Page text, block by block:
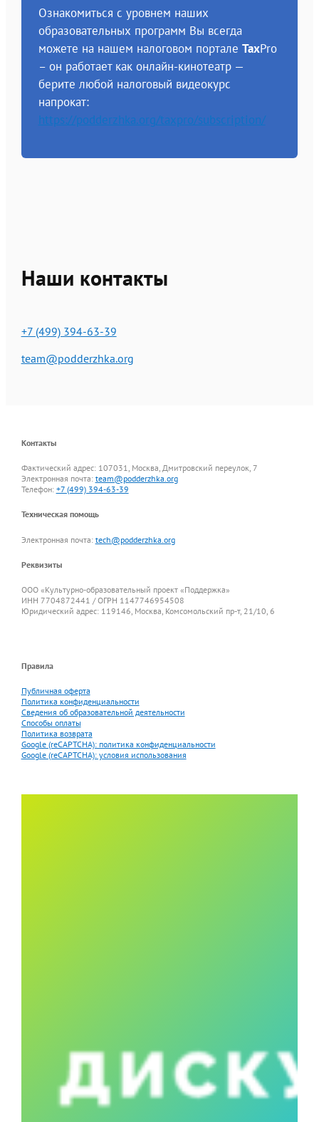
Ознакомиться с уровнем наших
образовательных программ Вы всегда
можете на нашем налоговом портале TaxPro
– он работает как онлайн-кинотеатр —
берите любой налоговый видеокурс
напрокат:
https://podderzhka.org/taxpro/subscription/
Наши контакты
+7 (499) 394-63-39
team@podderzhka.org
Контакты
Фактический адрес: 107031, Москва, Дмитровский переулок, 7
Электронная почта: team@podderzhka.org
Телефон: +7 (499) 394-63-39
Техническая помощь
Электронная почта: tech@podderzhka.org
Реквизиты
ООО «Культурно-образовательный проект «Поддержка»
ИНН 7704872441 / ОГРН 1147746954508
Юридический адрес: 119146, Москва, Комсомольский пр-т, 21/10, 6
Правила
Публичная оферта
Политика конфиденциальности
Сведения об образовательной деятельности
Способы оплаты
Политика возврата
Google (reCAPTCHA): политика конфиденциальности
Google (reCAPTCHA): условия использования